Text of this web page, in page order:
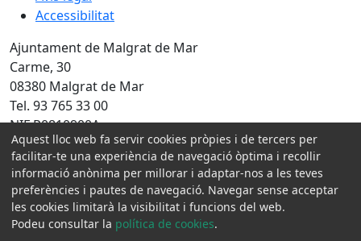
Accessibilitat
Ajuntament de Malgrat de Mar
Carme, 30
08380 Malgrat de Mar
Tel. 93 765 33 00
NIF P0810900A
Amb la col·laboració de:
Aquest lloc web fa servir cookies pròpies i de tercers per
facilitar-te una experiència de navegació òptima i recollir
informació anònima per millorar i adaptar-nos a les teves
preferències i pautes de navegació. Navegar sense acceptar
les cookies limitarà la visibilitat i funcions del web.
Podeu consultar la política de cookies.